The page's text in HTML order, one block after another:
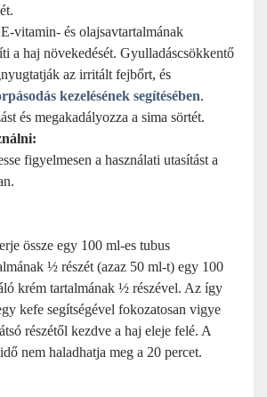
E-vitamin- és olajsavtartalmának
a haj növekedését. Gyulladáscsökkentő
az irritált fejbőrt, és
kezelésének segítésében.
és megakadályozza a sima sörtét.
figyelmesen a használati utasítást a
össze egy 100 ml-es tubus
½ részét (azaz 50 ml-t) egy 100
krém tartalmának ½ részével. Az így
kefe segítségével fokozatosan vigye
részétől kezdve a haj eleje felé. A
nem haladhatja meg a 20 percet.